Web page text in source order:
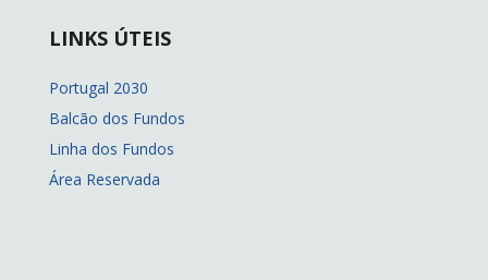
LINKS ÚTEIS
Portugal 2030
Balcão dos Fundos
Linha dos Fundos
Área Reservada